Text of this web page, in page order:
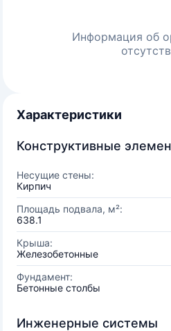
Информация об
Характеристики
Конструктивные
Несущие стены:
Кирпич
Площадь подвала, м²:
638.1
Крыша:
Железобетонные
Фундамент:
Бетонные столбы
Инженерные системы